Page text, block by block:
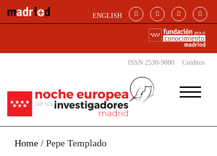
ENGLISH
ISSN 2530-9080 Créditos
Home / Pepe Templado